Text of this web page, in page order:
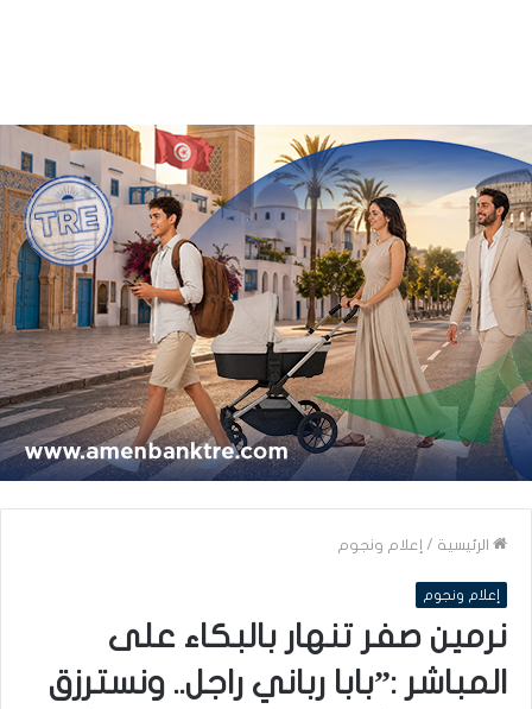
الرئيسية / إعلام ونجوم
إعلام ونجوم
نرمين صفر تنهار بالبكاء على
المباشر :”بابا رباني راجل.. ونسترزق